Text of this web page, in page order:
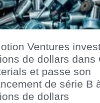
Ventures
de dollars dans
et passe son
de série B
de dollars